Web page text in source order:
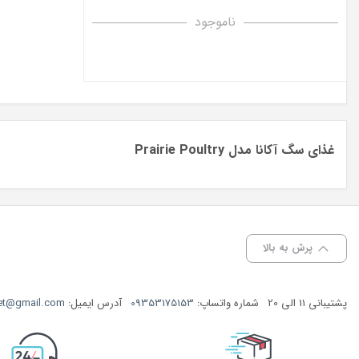
ناموجود
غذای سگ آکانا مدل Prairie Poultry
پرش به بالا
پشتیبانی 11 الی 20 شماره واتساپ: 09353175153 آدرس ایمیل: